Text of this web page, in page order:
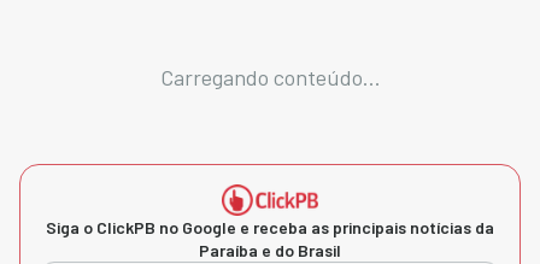
Carregando conteúdo...
Siga o ClickPB no Google e receba as principais notícias da
Paraíba e do Brasil